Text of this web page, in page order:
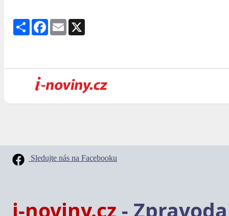
Share Facebook
Email
Sledujte nás na Facebooku
i-noviny.cz -